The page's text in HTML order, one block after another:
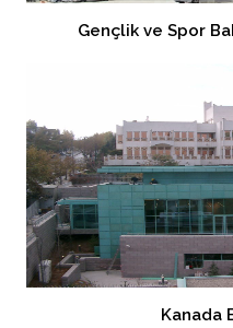
Gençlik ve Spor
Kanada